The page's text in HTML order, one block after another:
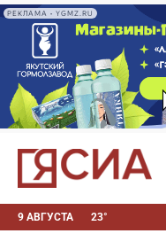
РЕКЛАМА • YGMZ.RU
9 АВГУСТА 23°